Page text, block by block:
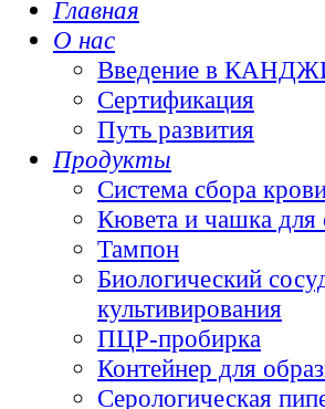
Главная
О нас
Введение в
Сертификация
Путь развития
Продукты
Система сбора
Кювета и чашка для
Тампон
Биологический
культивирования
ПЦР-пробирка
Контейнер для
Серологическая